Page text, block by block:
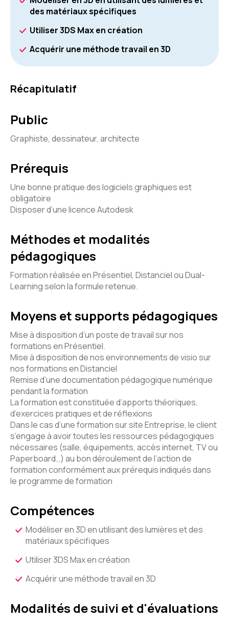
des matériaux spécifiques
Utiliser 3DS Max en création
Acquérir une méthode travail en 3D
Récapitulatif
Public
Graphiste, dessinateur, architecte
Prérequis
Une bonne pratique des logiciels graphiques est
obligatoire
Disposer d’une licence Autodesk
Méthodes et modalités
pédagogiques
Formation réalisée en Présentiel, Distanciel ou Dual-
Learning selon la formule retenue.
Moyens et supports pédagogiques
Mise à disposition d’un poste de travail sur nos
formations en Présentiel.
Mise à disposition de nos environnements de visio sur
nos formations en Distanciel
Remise d’une documentation pédagogique numérique
pendant la formation
La formation est constituée d’apports théoriques,
d’exercices pratiques et de réflexions
Dans le cas d’une formation sur site Entreprise, le client
s’engage à avoir toutes les ressources pédagogiques
nécessaires (salle, équipements, accès internet, TV ou
Paperboard…) au bon déroulement de l’action de
formation conformément aux prérequis indiqués dans
le programme de formation
Compétences
Modéliser en 3D en utilisant des lumières et des
matériaux spécifiques
Utiliser 3DS Max en création
Acquérir une méthode travail en 3D
Modalités de suivi et d'évaluations